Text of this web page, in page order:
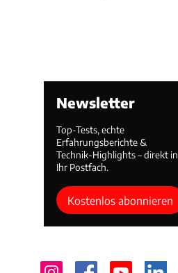
Newsletter
Top-Tests, echte
Erfahrungsberichte &
Technik-Highlights – direkt in
Ihr Postfach.
Kostenlos abonnieren